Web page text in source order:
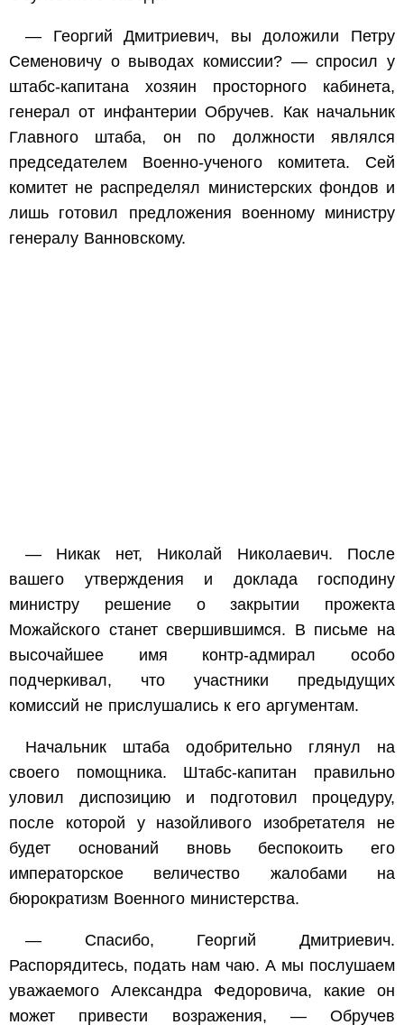
— Георгий Дмитриевич, вы доложили Петру
Семеновичу о выводах комиссии? — спросил у
штабс-капитана хозяин просторного кабинета,
генерал от инфантерии Обручев. Как начальник
Главного штаба, он по должности являлся
председателем Военно-ученого комитета. Сей
комитет не распределял министерских фондов и
лишь готовил предложения военному министру
генералу Ванновскому.
— Никак нет, Николай Николаевич. После
вашего утверждения и доклада господину
министру решение о закрытии прожекта
Можайского станет свершившимся. В письме на
высочайшее имя контр-адмирал особо
подчеркивал, что участники предыдущих
комиссий не прислушались к его аргументам.
Начальник штаба одобрительно глянул на
своего помощника. Штабс-капитан правильно
уловил диспозицию и подготовил процедуру,
после которой у назойливого изобретателя не
будет оснований вновь беспокоить его
императорское величество жалобами на
бюрократизм Военного министерства.
— Спасибо, Георгий Дмитриевич.
Распорядитесь, подать нам чаю. А мы послушаем
уважаемого Александра Федоровича, какие он
может привести возражения, — Обручев